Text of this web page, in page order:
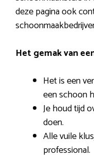
deze pagina ook
Het gemak van
Het is een
een schoon
Je houd tijd
doen.
Alle vuile
professional.